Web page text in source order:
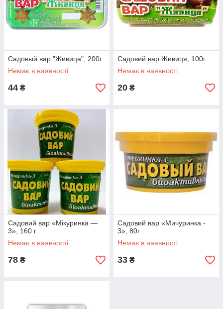
Садовый вар "Живица", 200г
Немає в наявності
44 ₴
Садовий вар Живиця, 100г
Немає в наявності
20 ₴
Садовий вар «Мікуринка —
3», 160 г
Немає в наявності
78 ₴
Садовий вар «Мичуринка -
3», 80г
Немає в наявності
33 ₴